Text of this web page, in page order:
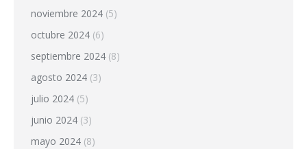
noviembre 2024 (5)
octubre 2024 (6)
septiembre 2024 (8)
agosto 2024 (3)
julio 2024 (5)
junio 2024 (3)
mayo 2024 (8)